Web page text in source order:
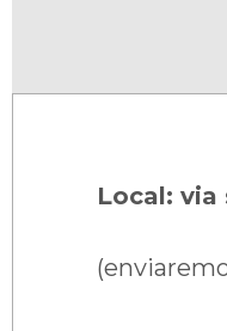
Local: